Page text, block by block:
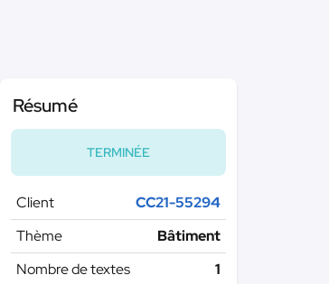
Résumé
TERMINÉE
Client
CC21-55294
Thème
Bâtiment
Nombre de textes
1